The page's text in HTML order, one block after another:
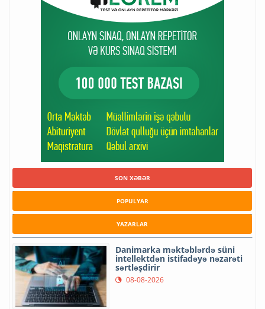
SON XƏBƏR
POPULYAR
YAZARLAR
Danimarka məktəblərdə süni
intellektdən istifadəyə nəzarəti
sərtləşdirir
08-08-2026